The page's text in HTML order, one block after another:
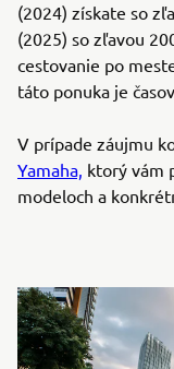
(2024) získate so
(2025) so zľavou
cestovanie po
táto ponuka je
V prípade záujmu
Yamaha, ktorý vám
modeloch a